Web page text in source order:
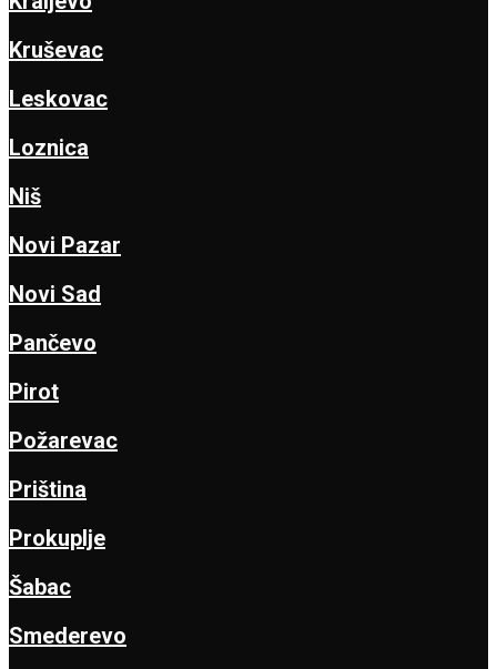
Kruševac
Leskovac
Loznica
Niš
Novi Pazar
Novi Sad
Pančevo
Pirot
Požarevac
Priština
Prokuplje
Šabac
Smederevo